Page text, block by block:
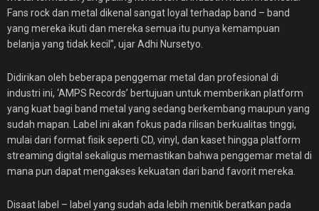
Fans rock dan metal dikenal sangat loyal terhadap band – band
yang mereka ikuti dan mereka semua itu punya kemampuan
belanja yang tidak kecil”, ujar Adhi Nursetyo.
Didirikan oleh beberapa penggemar metal dan profesional di
industri ini, ‘AMPS Records’ bertujuan untuk memberikan platform
yang kuat bagi band metal yang sedang berkembang maupun yang
sudah mapan. Label ini akan fokus pada rilisan berkualitas tinggi,
mulai dari format fisik seperti CD, vinyl, dan kaset hingga platform
streaming digital sekaligus memastikan bahwa penggemar metal di
mana pun dapat mengakses kekuatan dari band favorit mereka.
Disaat label – label yang sudah ada lebih menitik beratkan pada